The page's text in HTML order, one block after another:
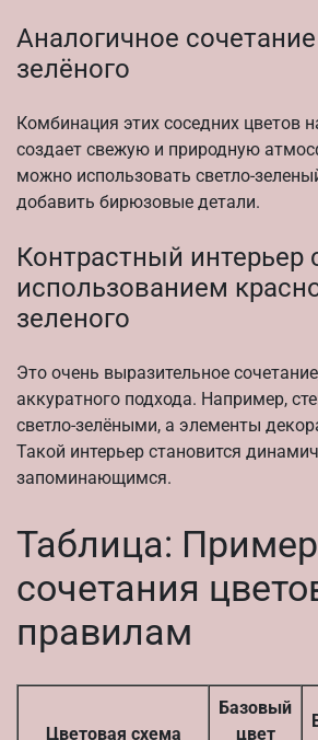
Аналогичное сочетание
зелёного
Комбинация этих соседних цветов
создает свежую и природную
можно использовать светло-
добавить бирюзовые детали.
Контрастный интерьер
использованием
зеленого
Это очень выразительное
аккуратного подхода. Например,
светло-зелёными, а элементы
Такой интерьер становится
запоминающимся.
Таблица: Пример
сочетания
правилам
Цветовая схема
Базовый
цвет